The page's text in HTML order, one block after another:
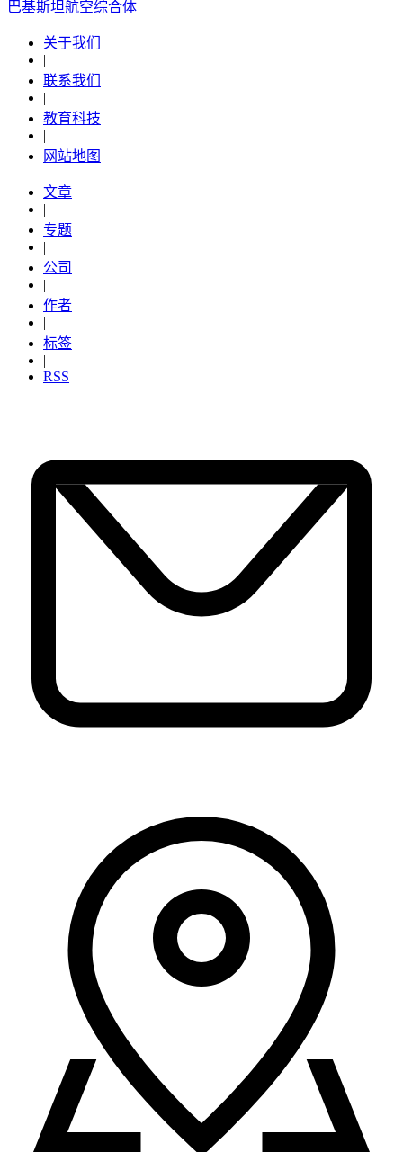
​巴基斯坦航空综合体
关于我们
|
联系我们
|
教育科技
|
网站地图
文章
|
专题
|
公司
|
作者
|
标签
|
RSS